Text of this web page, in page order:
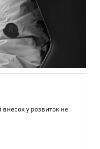
у розвиток не